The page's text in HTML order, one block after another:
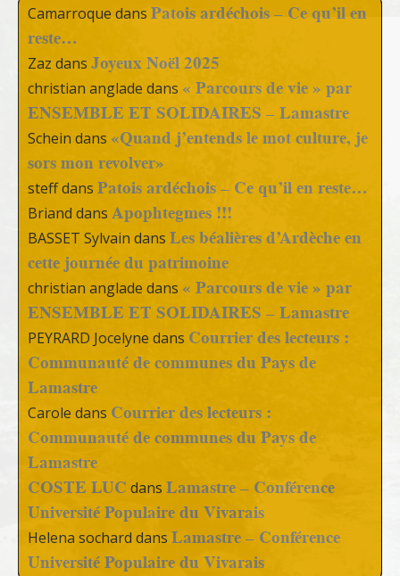
Camarroque dans Patois ardéchois – Ce qu’il en
reste…
Zaz dans Joyeux Noël 2025
christian anglade dans « Parcours de vie » par
ENSEMBLE ET SOLIDAIRES – Lamastre
Schein dans «Quand j’entends le mot culture, je
sors mon revolver»
steffdans Patois ardéchois – Ce qu’il en reste…
Briand dans Apophtegmes !!!
BASSET Sylvain dans Les béalières d’Ardèche en
cette journée du patrimoine
christian anglade dans « Parcours de vie » par
ENSEMBLE ET SOLIDAIRES – Lamastre
PEYRARD Jocelyne dans Courrier des lecteurs :
Communauté de communes du Pays de
Lamastre
Carole dans Courrier des lecteurs :
Communauté de communes du Pays de
Lamastre
COSTE LUC dans Lamastre – Conférence
Université Populaire du Vivarais
Helena sochard dans Lamastre – Conférence
Université Populaire du Vivarais